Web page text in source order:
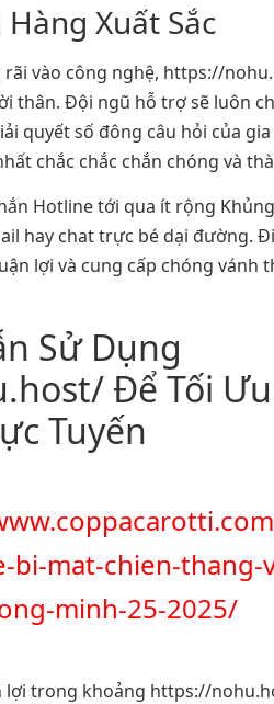
Xuất Sắc
vào công nghệ, https://
thân. Đội ngũ hỗ trợ sẽ luôn
quyết số đông câu hỏi của
chắc chắc chắn chóng và
Hotline tới qua ít rộng
hay chat trực bé dại đường.
lợi và cung cấp chóng vánh
Sử Dụng
Để Tối
Tuyến
bi-mat-chien-thang-
minh-25-2025/
lợi trong khoảng https://